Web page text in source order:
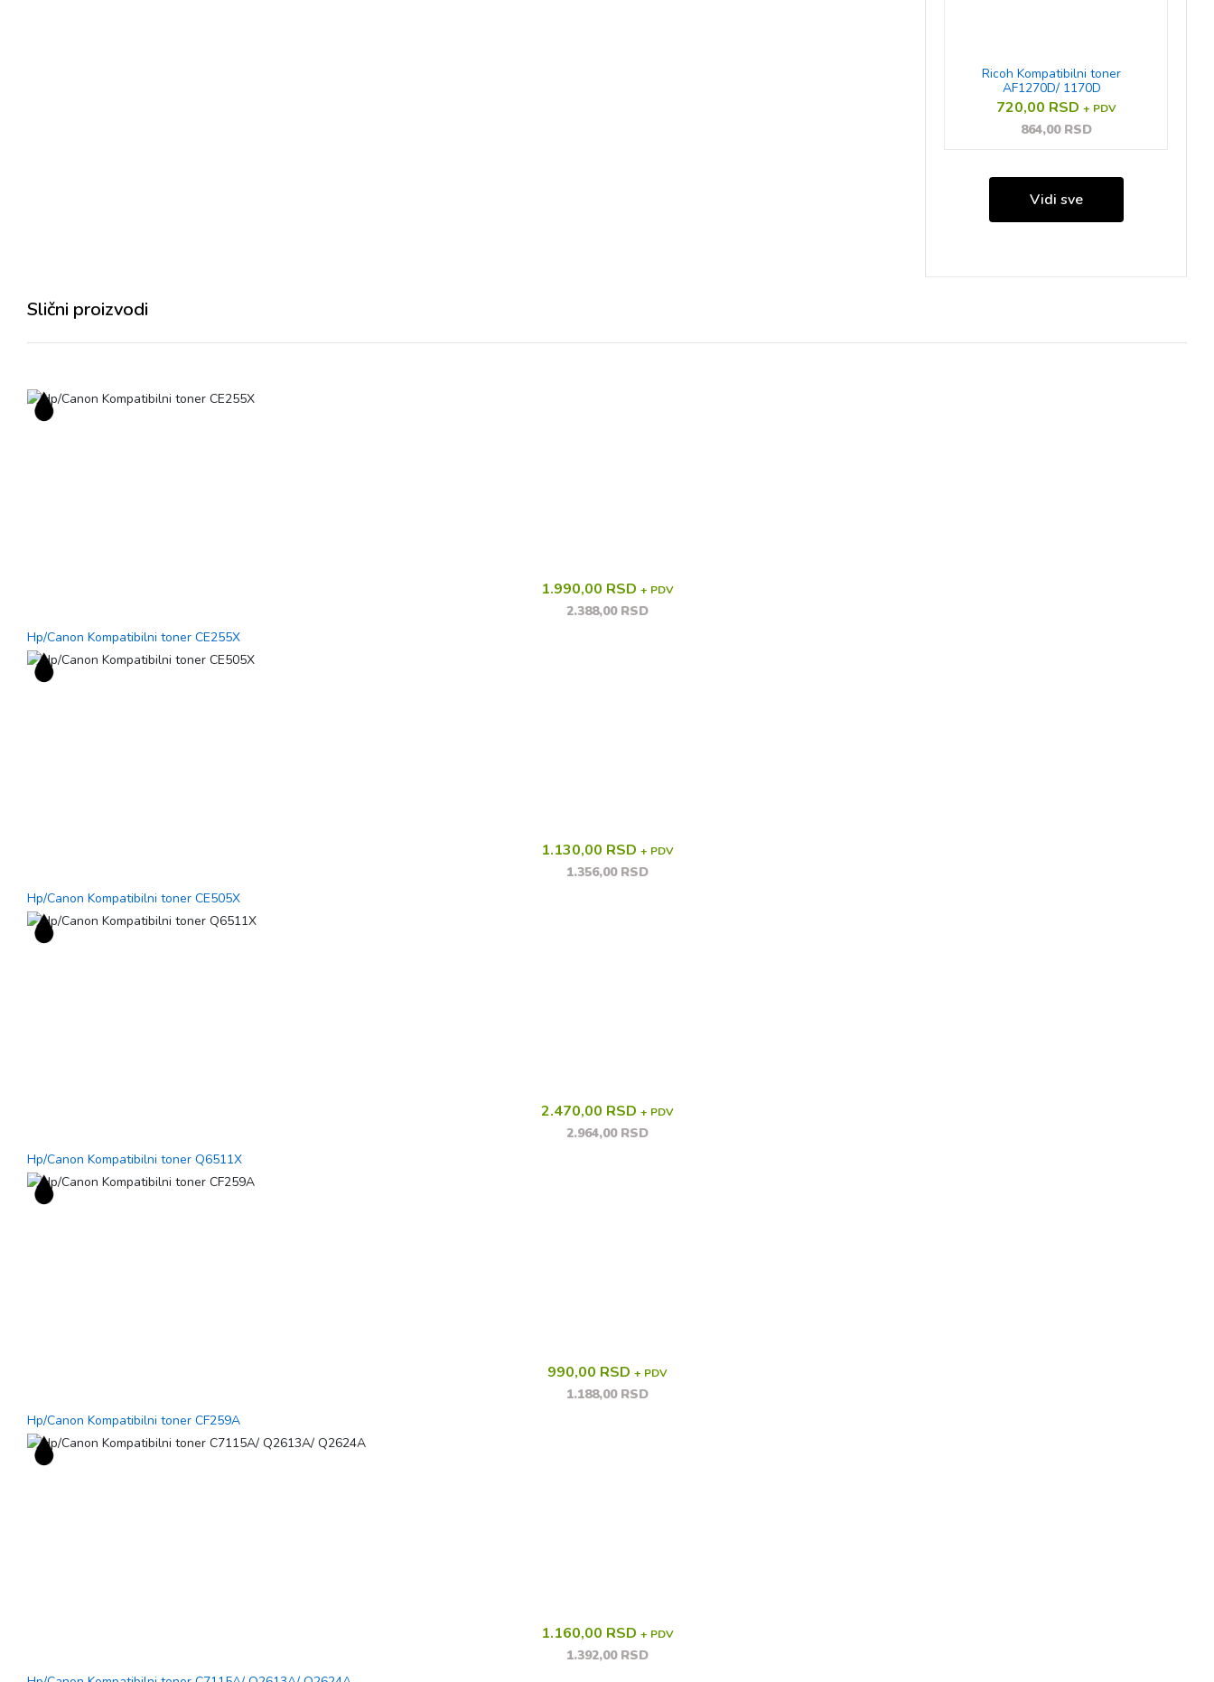
Ricoh Kompatibilni toner
AF1270D/ 1170D
720,00 RSD + PDV
864,00 RSD
Vidi sve
Slični proizvodi
1.990,00 RSD + PDV
2.388,00 RSD
Hp/Canon Kompatibilni toner CE255X
1.130,00 RSD + PDV
1.356,00 RSD
Hp/Canon Kompatibilni toner CE505X
2.470,00 RSD + PDV
2.964,00 RSD
Hp/Canon Kompatibilni toner Q6511X
990,00 RSD + PDV
1.188,00 RSD
Hp/Canon Kompatibilni toner CF259A
1.160,00 RSD + PDV
1.392,00 RSD